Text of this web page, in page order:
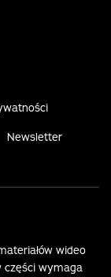
on Rss
Newsletter
wideo
części wymaga